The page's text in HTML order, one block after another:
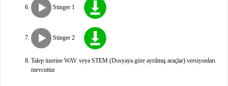
Stinger 1
Stinger 2
Talep üzerine WAV veya STEM (Dosyaya göre ayrılmış araçlar) versiyonları
mevcuttur